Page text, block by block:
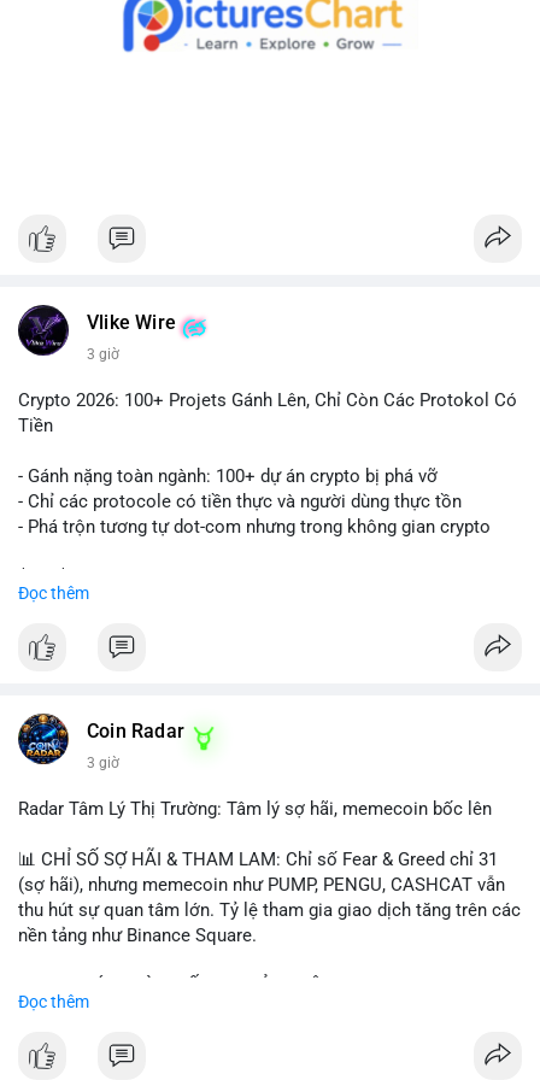
hiệu tích cực cho xu hướng dài hạn.
Vlike Wire
3 giờ
Crypto 2026: 100+ Projets Gánh Lên, Chỉ Còn Các Protokol Có
Tiền
- Gánh nặng toàn ngành: 100+ dự án crypto bị phá vỡ
- Chỉ các protocole có tiền thực và người dùng thực tồn
- Phá trộn tương tự dot-com nhưng trong không gian crypto
Đọc thêm
Coin Radar
3 giờ
Radar Tâm Lý Thị Trường: Tâm lý sợ hãi, memecoin bốc lên
📊 CHỈ SỐ SỢ HÃI & THAM LAM: Chỉ số Fear & Greed chỉ 31
(sợ hãi), nhưng memecoin như PUMP, PENGU, CASHCAT vẫn
thu hút sự quan tâm lớn. Tỷ lệ tham gia giao dịch tăng trên các
nền tảng như Binance Square.
CASHCAT, SUI, TAO xuất hiện nhiều trong tìm kiếm Việt Nam
hấp dẫn. Bàn tán về SPCX và SAGA cũng hấp dẫn.
Đọc thêm